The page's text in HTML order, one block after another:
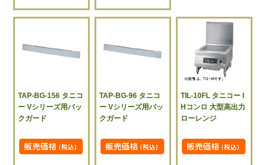
TAP-BG-156 タニコ
ー Vシリーズ用バッ
クガード
TAP-BG-96 タニコ
ー Vシリーズ用バッ
クガード
TIL-10FL タニコー I
Hコンロ 大型高出力
ローレンジ